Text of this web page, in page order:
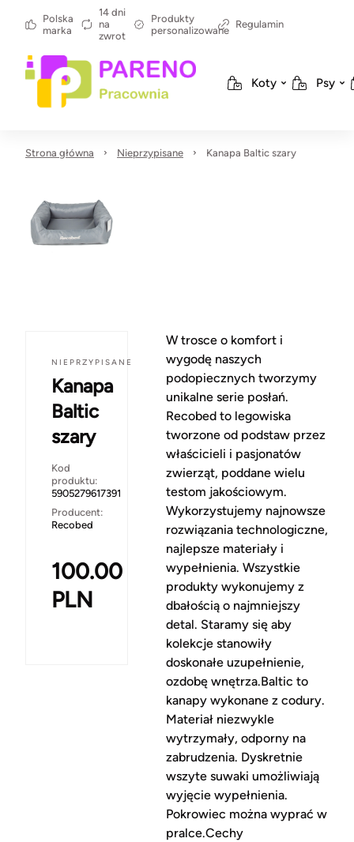
Polska
marka
14 dni
na
zwrot
Produkty
personalizowane Regulamin
Koty Psy
Strona główna Nieprzypisane Kanapa Baltic szary
NIEPRZYPISANE
Kanapa
Baltic
szary
Kod
produktu:
5905279617391
Producent:
Recobed
100.00
PLN
W trosce o komfort i
wygodę naszych
podopiecznych tworzymy
unikalne serie posłań.
Recobed to legowiska
tworzone od podstaw przez
właścicieli i pasjonatów
zwierząt, poddane wielu
testom jakościowym.
Wykorzystujemy najnowsze
rozwiązania technologiczne,
najlepsze materiały i
wypełnienia. Wszystkie
produkty wykonujemy z
dbałością o najmniejszy
detal. Staramy się aby
kolekcje stanowiły
doskonałe uzupełnienie,
ozdobę wnętrza.Baltic to
kanapy wykonane z codury.
Materiał niezwykle
wytrzymały, odporny na
zabrudzenia. Dyskretnie
wszyte suwaki umożliwiają
wyjęcie wypełnienia.
Pokrowiec można wyprać w
pralce.Cechy